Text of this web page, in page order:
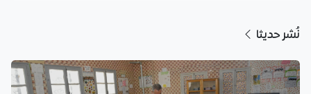
نُشر حديثا